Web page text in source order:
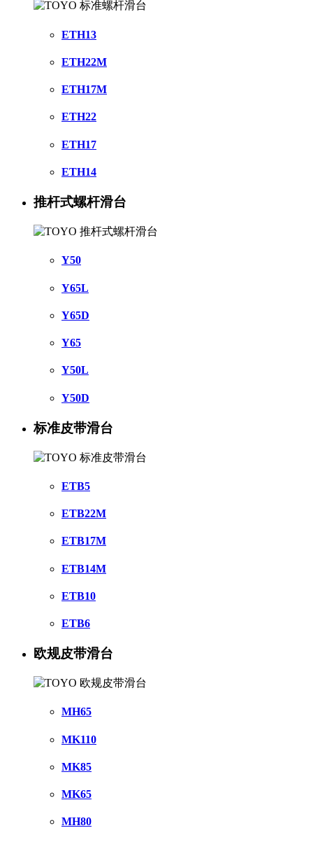
ETH13
ETH22M
ETH17M
ETH22
ETH17
ETH14
推杆式螺杆滑台
Y50
Y65L
Y65D
Y65
Y50L
Y50D
标准皮带滑台
ETB5
ETB22M
ETB17M
ETB14M
ETB10
ETB6
欧规皮带滑台
MH65
MK110
MK85
MK65
MH80